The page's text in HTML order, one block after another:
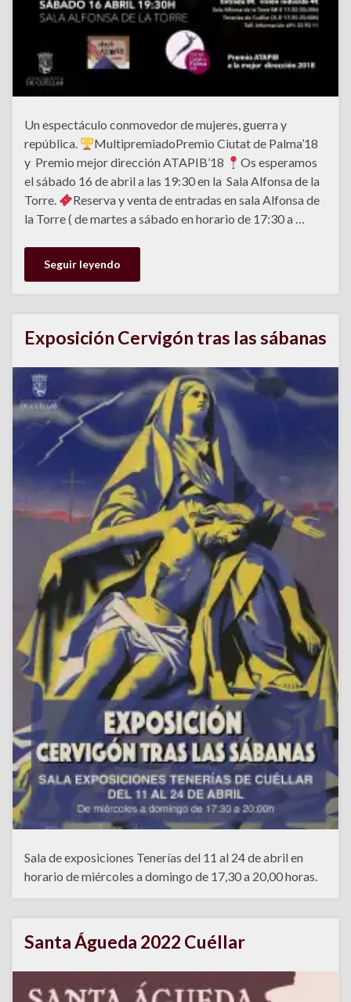
Un espectáculo conmovedor de mujeres, guerra y
república.
MultipremiadoPremio Ciutat de Palma’18
y Premio mejor dirección ATAPIB’18
Os esperamos
el sábado 16 de abril a las 19:30 en la Sala Alfonsa de la
Torre.
Reserva y venta de entradas en sala Alfonsa de
la Torre ( de martes a sábado en horario de 17:30 a …
Seguir leyendo
Exposición Cervigón tras las sábanas
Sala de exposiciones Tenerías del 11 al 24 de abril en
horario de miércoles a domingo de 17,30 a 20,00 horas.
Santa Águeda 2022 Cuéllar